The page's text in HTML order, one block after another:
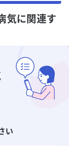
気に関連す
い